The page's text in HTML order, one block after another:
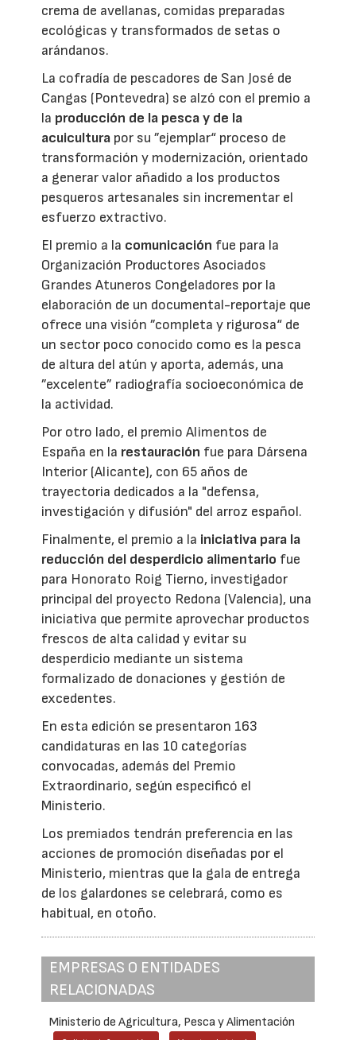
crema de avellanas, comidas preparadas
ecológicas y transformados de setas o
arándanos.
La cofradía de pescadores de San José de
Cangas (Pontevedra) se alzó con el premio a
la producción de la pesca y de la
acuicultura por su ”ejemplar“ proceso de
transformación y modernización, orientado
a generar valor añadido a los productos
pesqueros artesanales sin incrementar el
esfuerzo extractivo.
El premio a la comunicación fue para la
Organización Productores Asociados
Grandes Atuneros Congeladores por la
elaboración de un documental-reportaje que
ofrece una visión ”completa y rigurosa“ de
un sector poco conocido como es la pesca
de altura del atún y aporta, además, una
”excelente” radiografía socioeconómica de
la actividad.
Por otro lado, el premio Alimentos de
España en la restauración fue para Dársena
Interior (Alicante), con 65 años de
trayectoria dedicados a la "defensa,
investigación y difusión" del arroz español.
Finalmente, el premio a la iniciativa para la
reducción del desperdicio alimentario fue
para Honorato Roig Tierno, investigador
principal del proyecto Redona (Valencia), una
iniciativa que permite aprovechar productos
frescos de alta calidad y evitar su
desperdicio mediante un sistema
formalizado de donaciones y gestión de
excedentes.
En esta edición se presentaron 163
candidaturas en las 10 categorías
convocadas, además del Premio
Extraordinario, según especificó el
Ministerio.
Los premiados tendrán preferencia en las
acciones de promoción diseñadas por el
Ministerio, mientras que la gala de entrega
de los galardones se celebrará, como es
habitual, en otoño.
EMPRESAS O ENTIDADES
RELACIONADAS
Ministerio de Agricultura, Pesca y Alimentación